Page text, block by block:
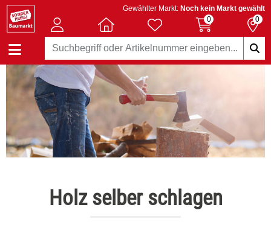
Gewählter Markt: Noch kein Markt gewählt
0
0
Holz selber schlagen